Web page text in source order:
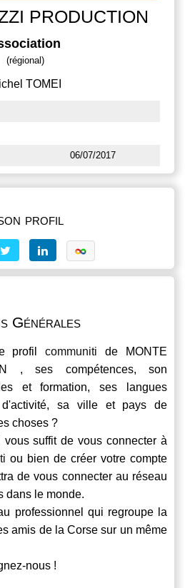
PRODUCTION
(régional)
TOMEI
06/07/2017
profil
Générales
profilcommuniti de MONTE
, ses compétences, son
et formation, ses langues
d'activité, sa ville et pays de
choses ?
suffit de vous connecter à
ou bien de créer votre compte
de vous connecter au réseau
dans le monde.
professionnel qui regroupe la
amis de la Corse sur un même
nous !